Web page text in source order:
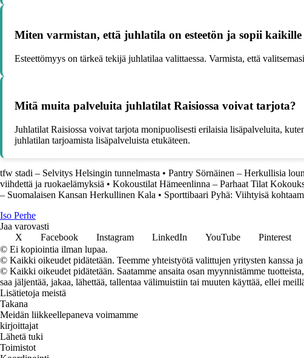
Miten varmistan, että juhlatila on esteetön ja sopii kaikille
Esteettömyys on tärkeä tekijä juhlatilaa valittaessa. Varmista, että
Mitä muita palveluita juhlatilat Raisiossa voivat tarjota?
Juhlatilat Raisiossa voivat tarjota monipuolisesti erilaisia lisäpalveluita,
juhlatilan tarjoamista lisäpalveluista etukäteen.
tfw stadi – Selvitys Helsingin tunnelmasta • Pantry Sörnäinen – Herkullisia
viihdettä ja ruokaelämyksiä • Kokoustilat Hämeenlinna – Parhaat Tilat
– Suomalaisen Kansan Herkullinen Kala • Sporttibaari Pyhä: Viihtyisä
Iso Perhe
Jaa varovasti
X
Facebook Instagram LinkedIn YouTube Pinterest
© Ei kopiointia ilman lupaa.
© Kaikki oikeudet pidätetään. Teemme yhteistyötä valittujen yritysten kanssa
© Kaikki oikeudet pidätetään. Saatamme ansaita osan myynnistämme
saa jäljentää, jakaa, lähettää, tallentaa välimuistiin tai muuten käyttää, ellei
Lisätietoja meistä
Takana
Meidän liikkeellepaneva voimamme
kirjoittajat
Lähetä tuki
Toimistot